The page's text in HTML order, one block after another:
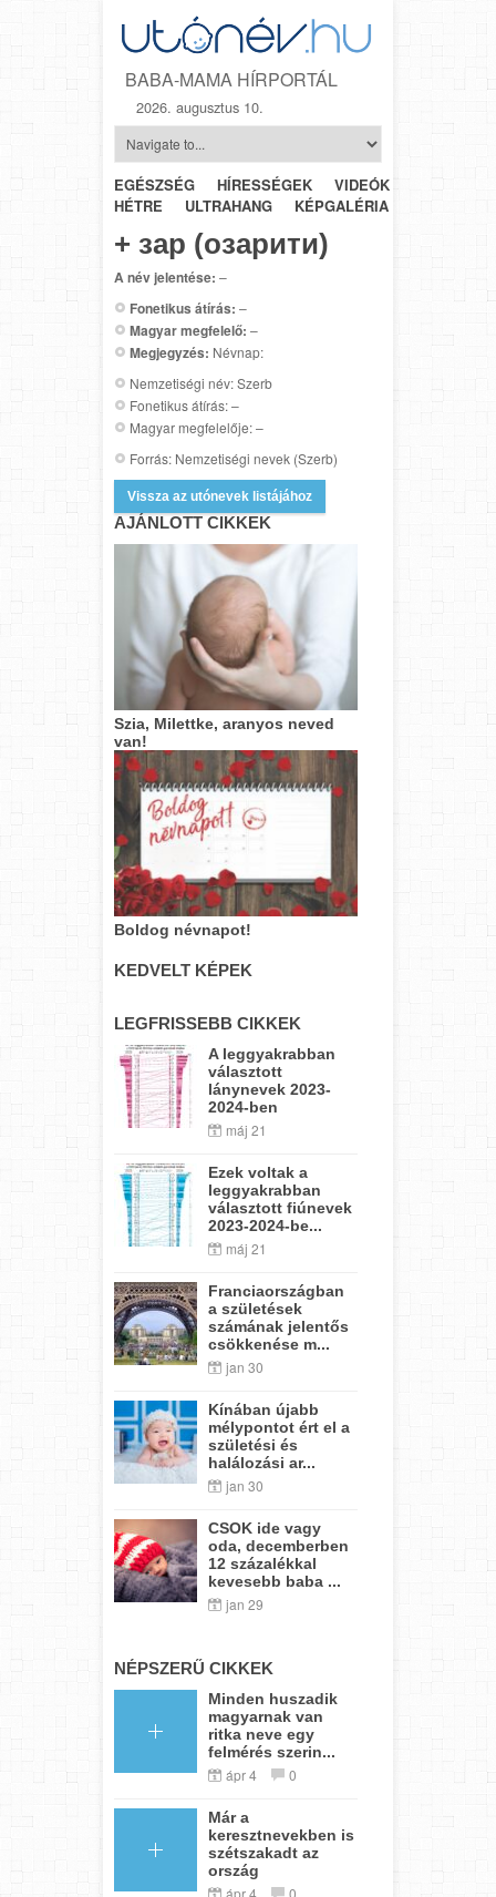
BABA-MAMA HÍRPORTÁL
2026. augusztus 10.
EGÉSZSÉG HÍRESSÉGEK VIDEÓK
HÉTRŐL-
HÉTRE
ULTRAHANG KÉPGALÉRIA
+ зар (озарити)
A név jelentése: –
Fonetikus átírás: –
Magyar megfelelő: –
Megjegyzés: Névnap:
Nemzetiségi név: Szerb
Fonetikus átírás: –
Magyar megfelelője: –
Forrás: Nemzetiségi nevek (Szerb)
Vissza az utónevek listájához
AJÁNLOTT CIKKEK
Szia, Milettke, aranyos neved
van!
Boldog névnapot!
KEDVELT KÉPEK
LEGFRISSEBB CIKKEK
A leggyakrabban
választott
lánynevek 2023-
2024-ben
máj 21
Ezek voltak a
leggyakrabban
választott fiúnevek
2023-2024-be...
máj 21
Franciaországban
a születések
számának jelentős
csökkenése m...
jan 30
Kínában újabb
mélypontot ért el a
születési és
halálozási ar...
jan 30
CSOK ide vagy
oda, decemberben
12 százalékkal
kevesebb baba ...
jan 29
NÉPSZERŰ CIKKEK
Minden huszadik
magyarnak van
ritka neve egy
felmérés szerin...
ápr 4 0
Már a
keresztnevekben is
szétszakadt az
ország
ápr 4 0